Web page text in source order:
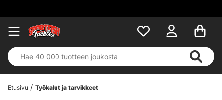
Etusivu Työkalut ja tarvikkeet